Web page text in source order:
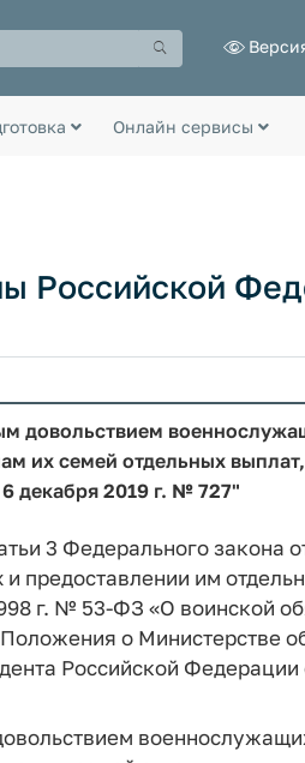
Онлайн сервисы
Российской
довольствием
их семей отдельных
декабря 2019 г. № 727"
3 Федерального закона
им
г. № 53-ФЗ «О воинской
о Министерстве
Российской Федерации